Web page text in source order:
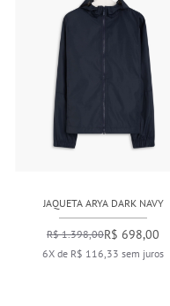
JAQUETA ARYA DARK NAVY
R$ 1.398,00R$ 698,00
6X de R$ 116,33 sem juros